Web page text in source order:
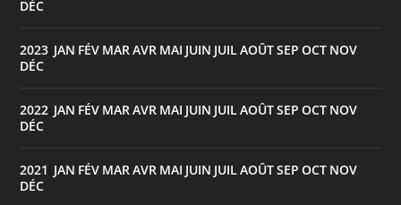
DÉC
2023 JAN FÉV MARAVR MAI JUIN JUILAOÛTSEP OCT NOV
DÉC
2022 JAN FÉV MARAVR MAI JUIN JUILAOÛTSEP OCT NOV
DÉC
2021 JAN FÉV MARAVR MAI JUIN JUILAOÛTSEP OCT NOV
DÉC